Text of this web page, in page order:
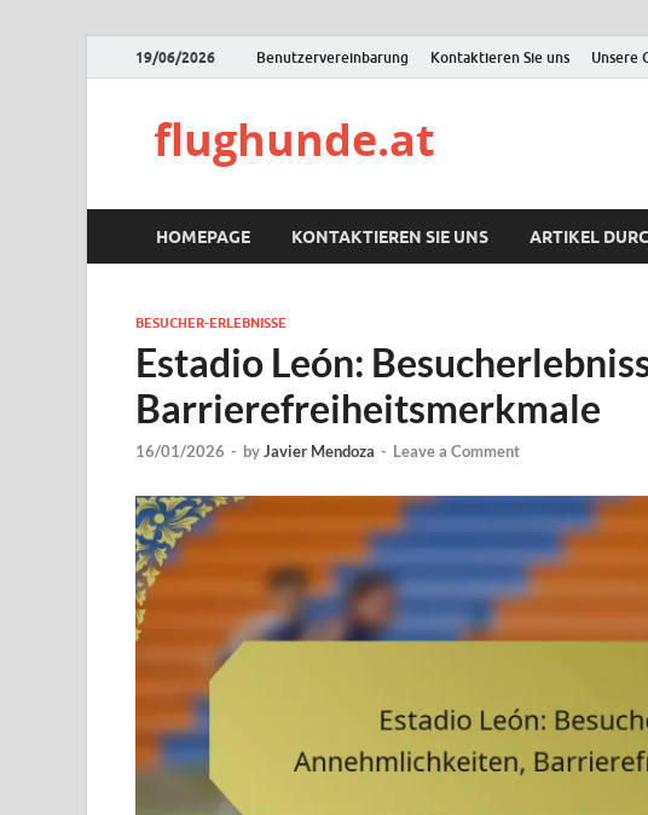
19/06/2026 Benutzervereinbarung Kontaktieren Sie uns Unsere
flughunde.at
HOMEPAGE KONTAKTIEREN SIE UNS ARTIKEL
BESUCHER-ERLEBNISSE
Estadio León:
Barrierefreiheitsmerkmale
16/01/2026 - byJavier Mendoza - Leave a Comment